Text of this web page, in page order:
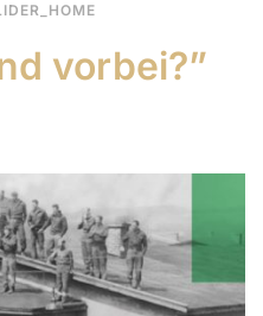
vorbei?”